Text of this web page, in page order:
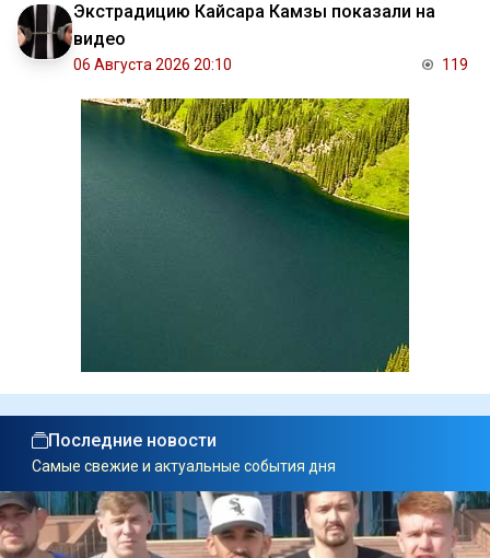
Экстрадицию Кайсара Камзы показали на
видео
06 Августа 2026 20:10 119
Последние новости
Самые свежие и актуальные события дня